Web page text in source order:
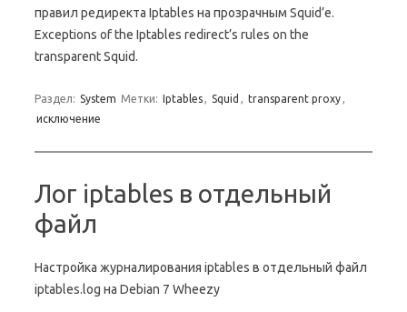
правил редиректа Iptables на прозрачным Squid’е.
Exceptions of the Iptables redirect’s rules on the
transparent Squid.
Раздел: System Метки: Iptables Squid transparent proxy
исключение
Лог iptables в отдельный
файл
Настройка журналирования iptables в отдельный файл
iptables.log на Debian 7 Wheezy